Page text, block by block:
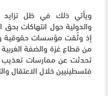
ويأتي ذلك في ظل تزايد
والدولية حول انتهاكات بحق
إذ وثّقت مؤسسات حقوقية
من قطاع غزة والضفة الغربية
تحدثت عن ممارسات تعذيب
فلسطينيين خلال الاعتقال